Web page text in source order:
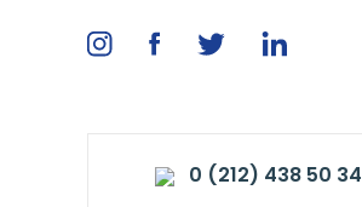
0 (212) 438 50 34